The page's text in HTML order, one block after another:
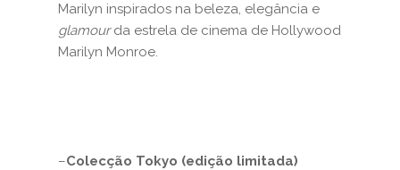
Marilyn inspirados na beleza, elegância e
glamourda estrela de cinema de Hollywood
Marilyn Monroe.
–Colecção Tokyo (edição limitada)